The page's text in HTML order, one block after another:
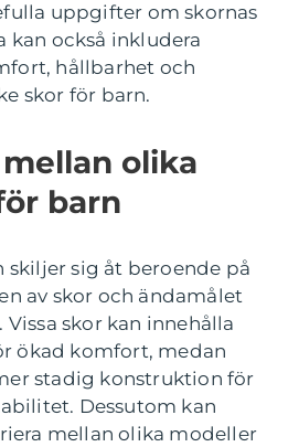
uppgifter om skornas
också inkludera
hållbarhet och
skor för barn.
olika
barn
skiljer sig åt beroende på
av skor och ändamålet
Vissa skor kan innehålla
ökad komfort, medan
stadig konstruktion för
Dessutom kan
mellan olika modeller